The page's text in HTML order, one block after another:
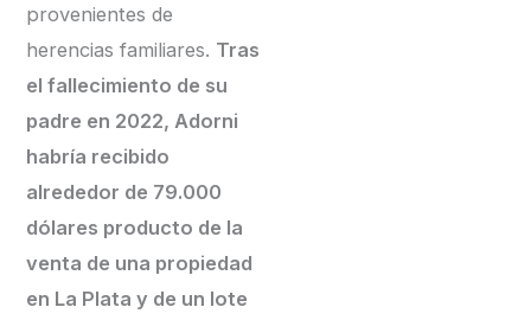
provenientes de
herencias familiares. Tras
el fallecimiento de su
padre en 2022, Adorni
habría recibido
alrededor de 79.000
dólares producto de la
venta de una propiedad
en La Plata y de un lote